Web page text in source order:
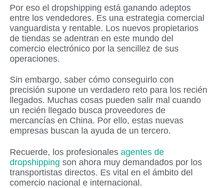
Por eso el dropshipping está ganando adeptos
entre los vendedores. Es una estrategia comercial
vanguardista y rentable. Los nuevos propietarios
de tiendas se adentran en este mundo del
comercio electrónico por la sencillez de sus
operaciones.
Sin embargo, saber cómo conseguirlo con
precisión supone un verdadero reto para los recién
llegados. Muchas cosas pueden salir mal cuando
un recién llegado busca proveedores de
mercancías en China. Por ello, estas nuevas
empresas buscan la ayuda de un tercero.
Recuerde, los profesionales agentes de
dropshipping son ahora muy demandados por los
transportistas directos. Es vital en el ámbito del
comercio nacional e internacional.